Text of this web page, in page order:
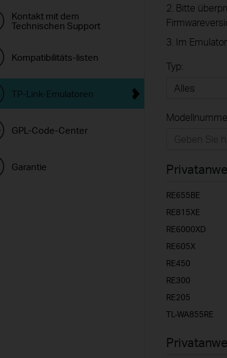
Kontakt mit dem
Technischen Support
Kompatibilitäts-listen
TP-Link-Emulatoren
GPL-Code-Center
Garantie
2. Bitte
3. Im
Typ:
Service-
RE655BE
RE815XE
RE6000XD
RE605X
RE450
RE300
RE205
TL-WA855RE